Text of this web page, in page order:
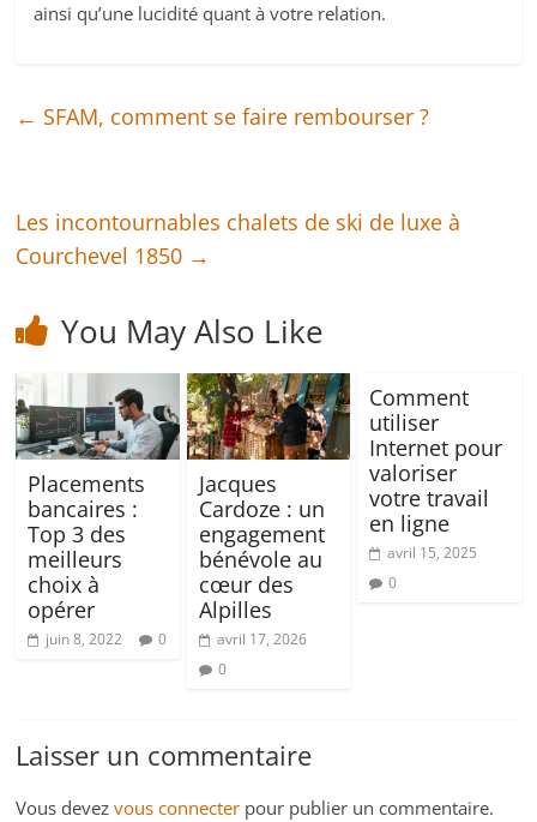
ainsi qu’une lucidité quant à votre relation.
← SFAM, comment se faire rembourser ?
Les incontournables chalets de ski de luxe à
Courchevel 1850 →
You May Also Like
Placements
bancaires :
Top 3 des
meilleurs
choix à
opérer
juin 8, 2022 0
Jacques
Cardoze : un
engagement
bénévole au
cœur des
Alpilles
avril 17, 2026
0
Comment
utiliser
Internet pour
valoriser
votre travail
en ligne
avril 15, 2025
0
Laisser un commentaire
Vous devezvous connecter pour publier un commentaire.